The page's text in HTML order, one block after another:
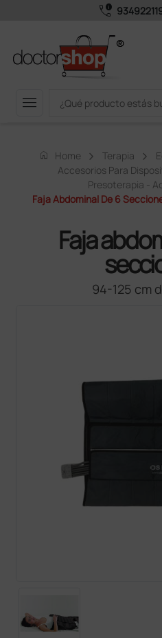
call_quality
menu
home Home Terapia
Accesorios Para
Presoterapia -
Faja Abdominal De 6
Faja
94-125 cm